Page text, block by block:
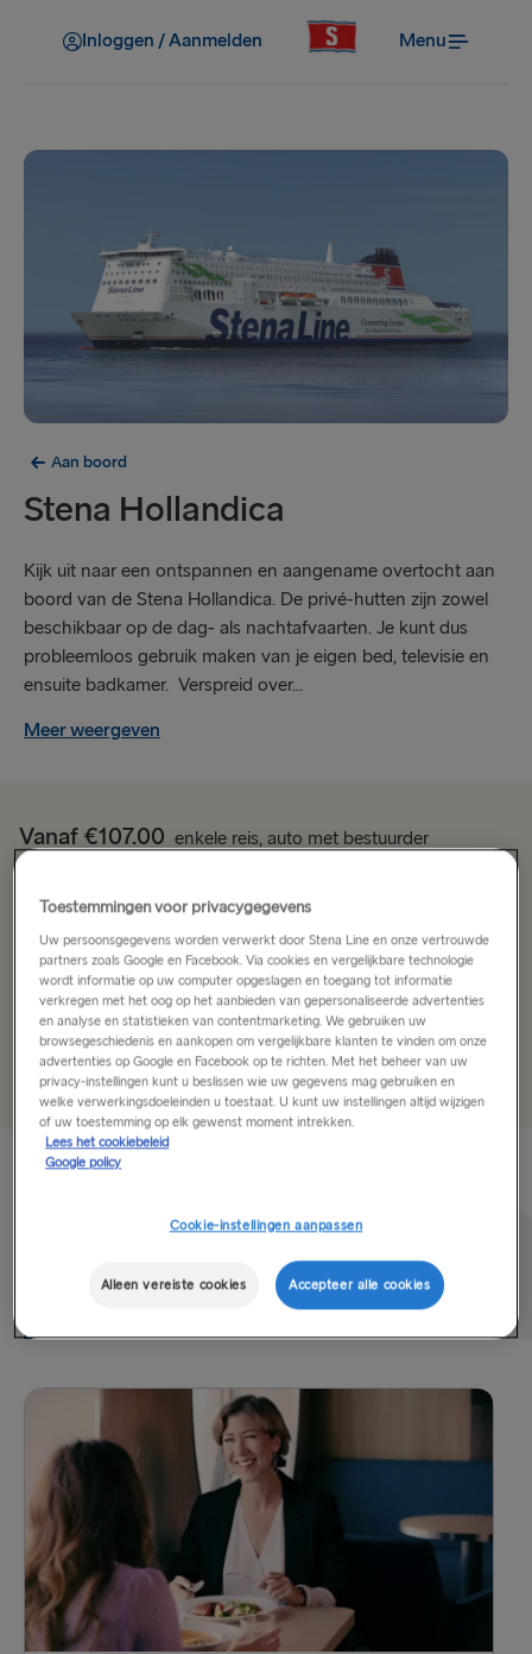
Inloggen / Aanmelden Menu
Aan boord
Stena Hollandica
Kijk uit naar een ontspannen en aangename overtocht aan
boord van de Stena Hollandica. De privé-hutten zijn zowel
beschikbaar op de dag- als nachtafvaarten. Je kunt dus
probleemloos gebruik maken van je eigen bed, televisie en
ensuite badkamer. Verspreid over...
Meer weergeven
Vanaf €107.00 enkele reis, auto met bestuurder
Route
Harwich → Hoek van Holland
NAAR/VAN VK & IERLAND
Hoek van Holland → Harwich
Harwich → Hoek van Holland
Cairnryan → Belfast
Dublin → Holyhead
Rosslare → Fishguard
NAAR/VAN SCANDINAVIE
Kiel → Göteborg
Datum selecteren
Ervaring aan boord
Eten en drinken Winkelen Lounges
Toestemmingen voor privacygegevens
Uw persoonsgegevens worden verwerkt door Stena Line en onze vertrouwde
partners zoals Google en Facebook. Via cookies en vergelijkbare technologie
wordt informatie op uw computer opgeslagen en toegang tot informatie
verkregen met het oog op het aanbieden van gepersonaliseerde advertenties
en analyse en statistieken van contentmarketing. We gebruiken uw
browsegeschiedenis en aankopen om vergelijkbare klanten te vinden om onze
advertenties op Google en Facebook op te richten. Met het beheer van uw
privacy-instellingen kunt u beslissen wie uw gegevens mag gebruiken en
welke verwerkingsdoeleinden u toestaat. U kunt uw instellingen altijd wijzigen
of uw toestemming op elk gewenst moment intrekken.
Lees het cookiebeleid
Google policy
Cookie-instellingen aanpassen
Alleen vereiste cookies Accepteer alle cookies